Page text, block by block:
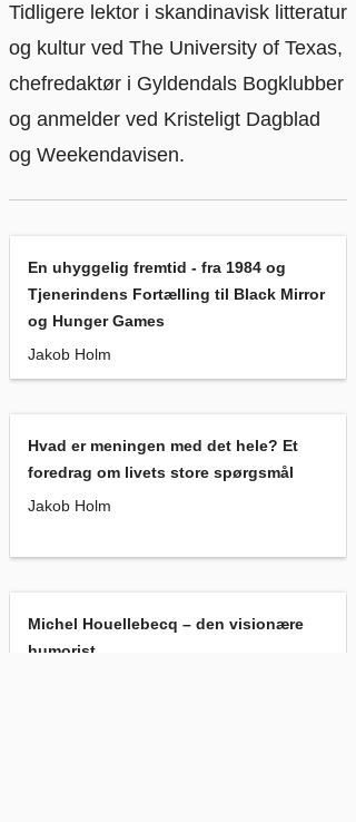
Tidligere lektor i skandinavisk litteratur
og kultur ved The University of Texas,
chefredaktør i Gyldendals Bogklubber
og anmelder ved Kristeligt Dagblad
og Weekendavisen.
En uhyggelig fremtid - fra 1984 og
Tjenerindens Fortælling til Black Mirror
og Hunger Games
Jakob Holm
Hvad er meningen med det hele? Et
foredrag om livets store spørgsmål
Jakob Holm
Michel Houellebecq – den visionære
humorist